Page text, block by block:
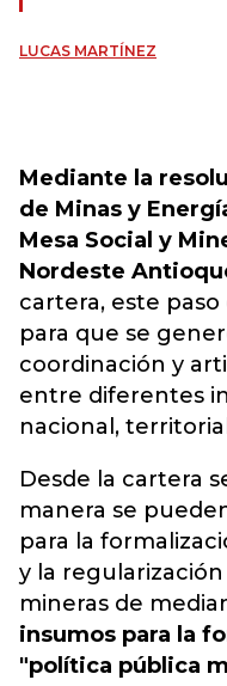
LUCAS MARTÍNEZ
Mediante la
de Minas y
Mesa Social y
Nordeste
cartera, este
para que se
coordinación y
entre diferentes
nacional,
Desde la cartera
manera se
para la
y la
mineras de
insumos para la
"política pública